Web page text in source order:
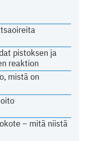
pistoksen ja
reaktion
mistä on
– mitä niistä